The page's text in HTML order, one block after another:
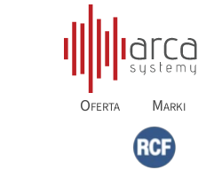
Oferta Marki